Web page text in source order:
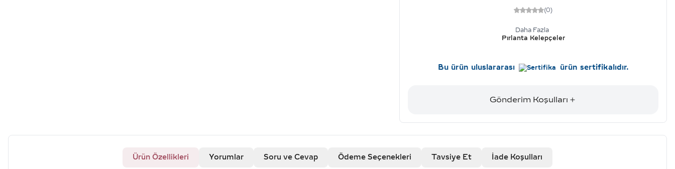
(0)
Daha Fazla
Pırlanta Kelepçeler
Bu ürün uluslararası ürün sertifikalıdır.
Gönderim Koşulları
Ürün Özellikleri Yorumlar Soru ve Cevap Ödeme Seçenekleri Tavsiye Et İade Koşulları